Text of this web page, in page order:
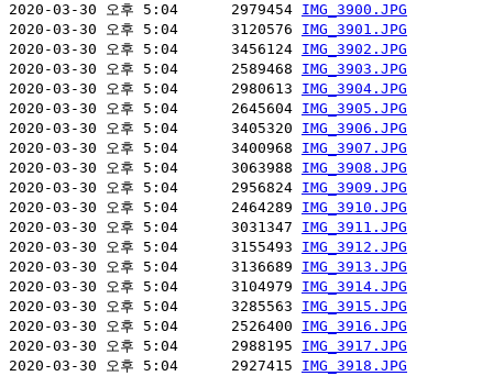
2020-03-30 오후 5:04      2979454 IMG_3900.JPG
2020-03-30 오후 5:04      3120576 IMG_3901.JPG
2020-03-30 오후 5:04      3456124 IMG_3902.JPG
2020-03-30 오후 5:04      2589468 IMG_3903.JPG
2020-03-30 오후 5:04      2980613 IMG_3904.JPG
2020-03-30 오후 5:04      2645604 IMG_3905.JPG
2020-03-30 오후 5:04      3405320 IMG_3906.JPG
2020-03-30 오후 5:04      3400968 IMG_3907.JPG
2020-03-30 오후 5:04      3063988 IMG_3908.JPG
2020-03-30 오후 5:04      2956824 IMG_3909.JPG
2020-03-30 오후 5:04      2464289 IMG_3910.JPG
2020-03-30 오후 5:04      3031347 IMG_3911.JPG
2020-03-30 오후 5:04      3155493 IMG_3912.JPG
2020-03-30 오후 5:04      3136689 IMG_3913.JPG
2020-03-30 오후 5:04      3104979 IMG_3914.JPG
2020-03-30 오후 5:04      3285563 IMG_3915.JPG
2020-03-30 오후 5:04      2526400 IMG_3916.JPG
2020-03-30 오후 5:04      2988195 IMG_3917.JPG
2020-03-30 오후 5:04      2927415 IMG_3918.JPG